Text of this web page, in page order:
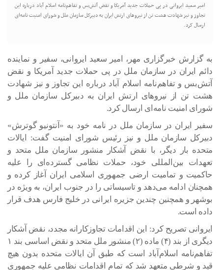
امیر سعید ایروانی در پی حملات جدید آمریکا و نقض آتش‌بس و تفاهم‌نامه اسلام آباد درباره این
تجاوز و نیز شهادت هشت تن از نیروهای ارتش ایران به دبیرکل سازمان ملل و شورای امنیت نامه‌ای
ارسال کرد.
به گزارش خبرگزاری مهر، امیر سعید ایروانی، سفیر و نماینده
دائم ایران در سازمان ملل در پی حملات جدید آمریکا و نقض
آتش‌بس و تفاهم‌نامه اسلام آباد درباره این تجاوز و نیز شهادت
هشت تن از نیروهای ارتش ایران به دبیرکل سازمان ملل و
شورای امنیت نامه‌ای ارسال کرد.
سفیر ایران در سازمان ملل در نامه خود به «آنتونیو گوترش»
دبیرکل سازمان ملل و نیز رئیس شورای امنیت گفت: ایالات
متحده بار دیگر، با نقض آشکار منشور سازمان ملل متحد و
تعهدات بین‌المللی خود، حملات نظامی گسترده‌ای را علیه
حاکمیت و تمامیت ارضی جمهوری اسلامی ایران آغاز کرده و
همچنان ادامه می‌دهد و تاسیساتی را در جنوب ایران، به ویژه در
بوشهر و همچنین چندین جزیره ایرانی در خلیج فارس هدف قرار
داده است.
ایروانی تصریح کرد: این اقدامات تجاوزکارانه مجدد، نقض آشکار
دیگری از بند (۴) ماده (۲) منشور ملل متحد و نقض اساسی بند ۱
تفاهم‌نامه اسلام‌آباد است که طبق آن ایالات متحده بدون هیچ
قید و شرطی متعهد شد که تمام اقدامات نظامی علیه جمهوری